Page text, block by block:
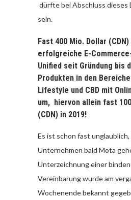
dürfte bei Abschluss dieses
sein.
Fast 400 Mio. Dollar
erfolgreiche E-
Unified seit Gründung bis
Produkten in den
Lifestyle und CBD mit
um, hiervon allein fast
(CDN) in 2019!
Es ist schon fast unglaublich,
Unternehmen bald Mota
Unterzeichnung einer
Vereinbarung wurde am
Wochenende bekannt